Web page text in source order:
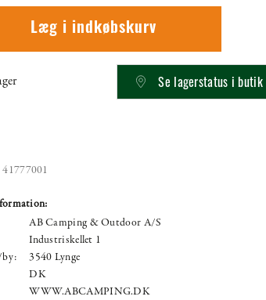
Læg i indkøbskurv
Se lagerstatus i butik
41777001
AB Camping & Outdoor A/S
Industriskellet 1
3540 Lynge
DK
WWW.ABCAMPING.DK